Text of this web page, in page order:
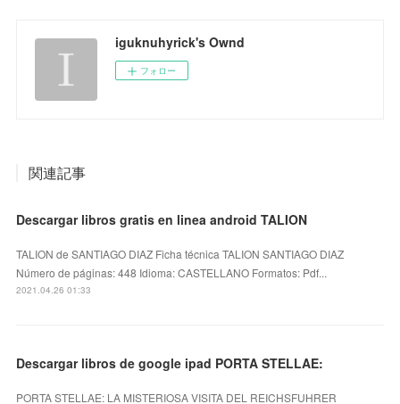
iguknuhyrick's Ownd
フォロー
関連記事
Descargar libros gratis en linea android TALION
TALION de SANTIAGO DIAZ Ficha técnica TALION SANTIAGO DIAZ
Número de páginas: 448 Idioma: CASTELLANO Formatos: Pdf...
2021.04.26 01:33
Descargar libros de google ipad PORTA STELLAE:
PORTA STELLAE: LA MISTERIOSA VISITA DEL REICHSFUHRER